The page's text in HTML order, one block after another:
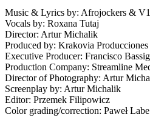
Music & Lyrics by: Afrojockers &
Vocals by: Roxana Tutaj
Director: Artur Michalik
Produced by: Krakovia Producciones
Executive Producer: Francisco
Production Company: Streamline
Director of Photography: Artur
Screenplay by: Artur Michalik
Editor: Przemek Filipowicz
Color grading/correction: Paweł Labe